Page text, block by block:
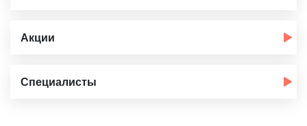
Акции
Специалисты